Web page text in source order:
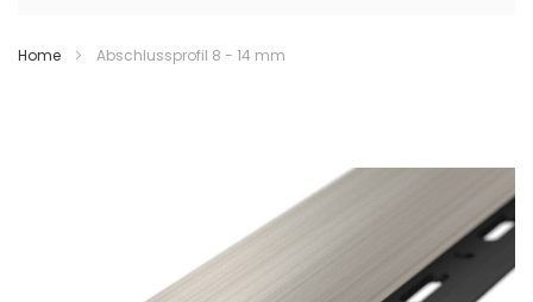
zum
Home Abschlussprofil 8 - 14 mm